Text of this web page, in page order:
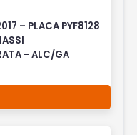
– PLACA PYF8128
- ALC/GA